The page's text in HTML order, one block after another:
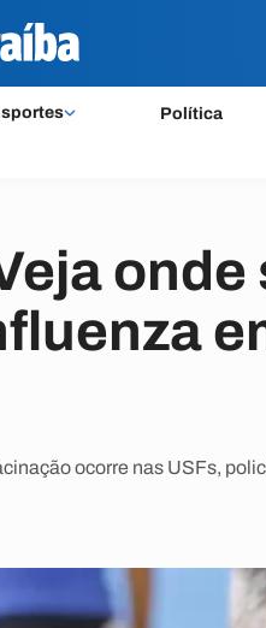
Política
onde
ocorre nas USFs,